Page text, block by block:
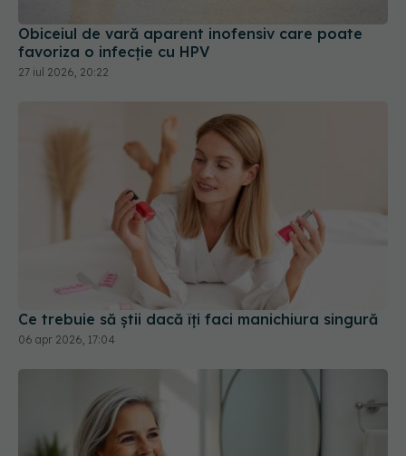
Obiceiul de vară aparent inofensiv care poate
favoriza o infecție cu HPV
27 iul 2026, 20:22
Ce trebuie să știi dacă îți faci manichiura singură
06 apr 2026, 17:04